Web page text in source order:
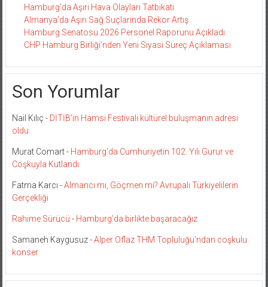
Hamburg’da Aşırı Hava Olayları Tatbikatı
Almanya’da Aşırı Sağ Suçlarında Rekor Artış
Hamburg Senatosu 2026 Personel Raporunu Açıkladı
CHP Hamburg Birliği’nden Yeni Siyasi Süreç Açıklaması
Son Yorumlar
Nail Kılıç - DİTİB’in Hamsi Festivali kültürel buluşmanın adresi
oldu
Murat Comart- Hamburg’da Cumhuriyetin 102. Yılı Gurur ve
Coşkuyla Kutlandı
Fatma Karcı -Almancı mı, Göçmen mi? Avrupalı Türkiyelilerin
Gerçekliği
Rahime Sürücü - Hamburg’da birlikte başaracağız
Samaneh Kaygusuz-Alper Oflaz THM Topluluğu’ndan coşkulu
konser